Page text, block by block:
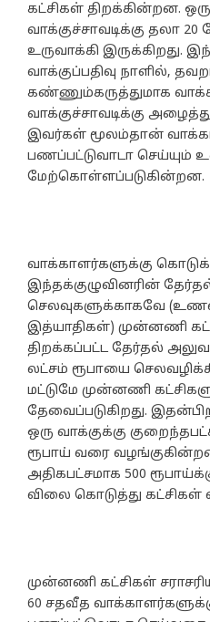
கட்சிகள் திறக்கின்றன.
வாக்குச்சாவடிக்கு தலா
உருவாக்கி இருக்கிறது.
வாக்குப்பதிவு நாளில்,
கண்ணும்கருத்துமாக
வாக்குச்சாவடிக்கு
இவர்கள் மூலம்தான்
பணப்பட்டுவாடா
மேற்கொள்ளப்படுகின்றன.
வாக்காளர்களுக்கு
இந்தக்குழுவினரின்
செலவுகளுக்காகவே (உணவு,
இத்யாதிகள்) முன்னணி
திறக்கப்பட்ட தேர்தல்
லட்சம் ரூபாயை
மட்டுமே முன்னணி
தேவைப்படுகிறது.
ஒரு வாக்குக்கு
ரூபாய் வரை
அதிகபட்சமாக 500
விலை கொடுத்து கட்சிகள்
முன்னணி கட்சிகள்
60 சதவீத